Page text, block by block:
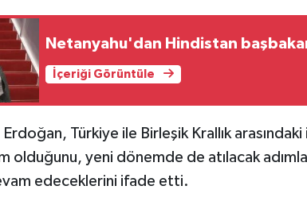
Netanyahu'dan Hindistan
İçeriği Görüntüle
Türkiye ile Birleşik Krallık arasındaki
olduğunu, yeni dönemde de atılacak
edeceklerini ifade etti.